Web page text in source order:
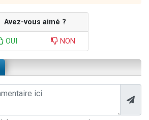
Avez-vous aimé ?
OUI NON